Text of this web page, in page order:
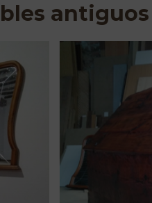
antiguos